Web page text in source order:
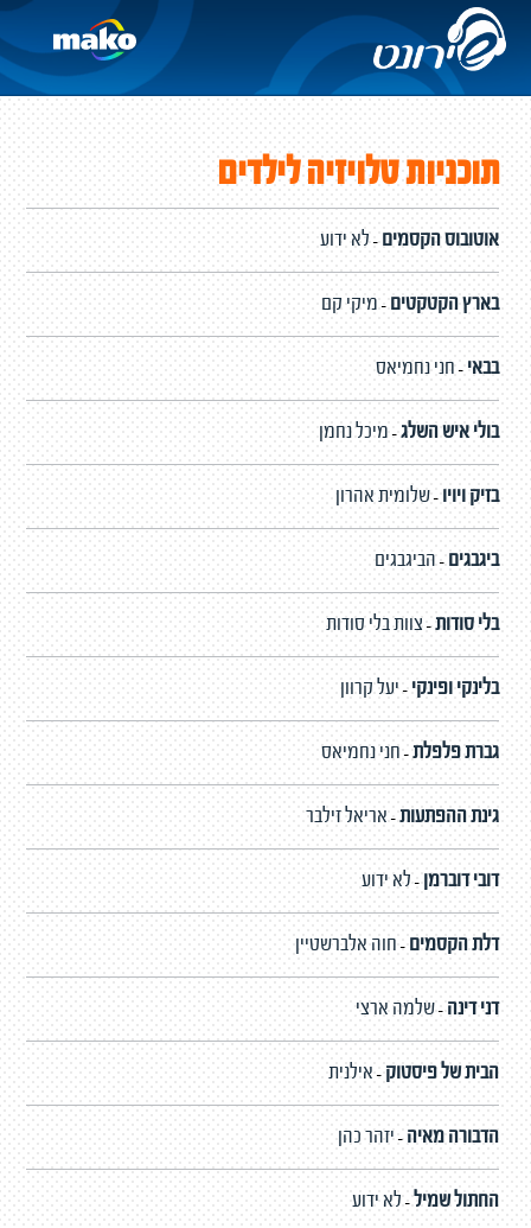
תוכניות טלויזיה לילדים
אוטובוס הקסמים -לא ידוע
בארץ הקטקטים -מיקי קם
בבאי -חני נחמיאס
בולי איש השלג-מיכל נחמן
בזיק ויויו -שלומית אהרון
ביגבגים -הביגבגים
בלי סודות-צוות בלי סודות
בלינקי ופינקי -יעל קרוון
גברת פלפלת-חני נחמיאס
גינת ההפתעות-אריאל זילבר
דובי דוברמן -לא ידוע
דלת הקסמים -חוה אלברשטיין
דני דינה -שלמה ארצי
הבית של פיסטוק -אילנית
הדבורה מאיה -יזהר כהן
החתול שמיל-לא ידוע